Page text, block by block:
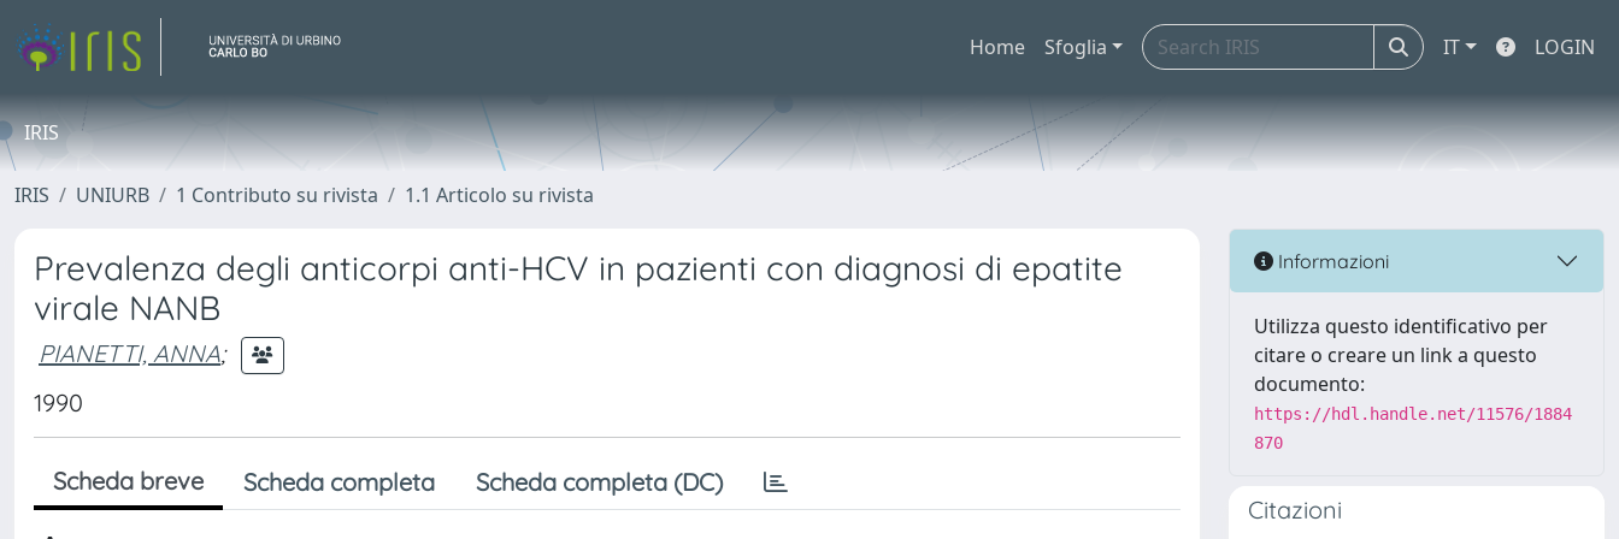
Home Sfoglia IT LOGIN
IRIS
IRIS UNIURB 1 Contributo su rivista 1.1 Articolo su rivista
Prevalenza degli anticorpi anti-HCV in pazienti con diagnosi di epatite
virale NANB
PIANETTI, ANNA;
1990
Scheda breve Scheda completa Scheda completa (DC)
Informazioni
Utilizza questo identificativo per
citare o creare un link a questo
documento:
https://hdl.handle.net/11576/1884
870
Citazioni